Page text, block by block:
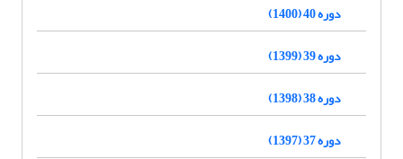
دوره 40 (1400)
دوره 39 (1399)
دوره 38 (1398)
دوره 37 (1397)